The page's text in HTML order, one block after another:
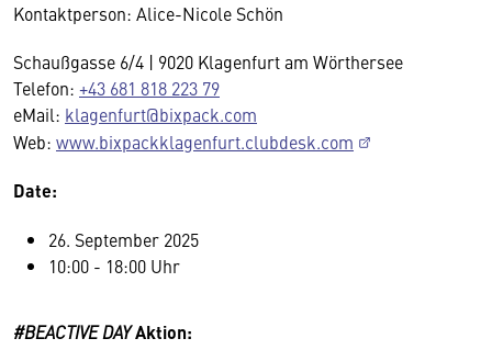
Kontaktperson: Alice-Nicole Schön
Schaußgasse 6/4 | 9020 Klagenfurt am Wörthersee
Telefon: +43 681 818 223 79
eMail: klagenfurt@bixpack.com
Web: www.bixpackklagenfurt.clubdesk.com
Date:
26. September 2025
10:00 - 18:00 Uhr
#BEACTIVE DAYAktion: